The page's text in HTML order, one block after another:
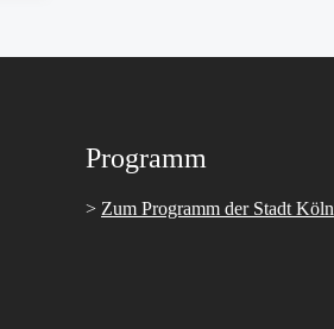
Programm
> Zum Programm der Stadt Köln